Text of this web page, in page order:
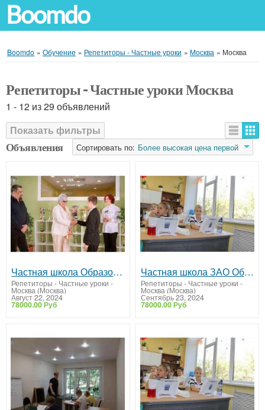
Boomdo
Boomdo » Обучение » Репетиторы - Частные уроки » Москва » Москва
Репетиторы - Частные уроки Москва
1 - 12 из 29 объявлений
Показать фильтры
Сортировать по: Более высокая цена первой
Объявления
Частная школа Образование Плюс I
Репетиторы - Частные уроки -
Москва (Москва)
Август 22, 2024
78000.00 Руб
Частнaя школа ЗАО Образование Плюc I
Репетиторы - Частные уроки -
Москва (Москва)
Сентябрь 23, 2024
78000.00 Руб